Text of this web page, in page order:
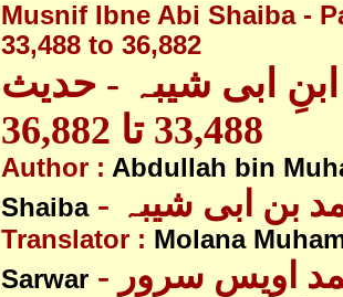
Musnif Ibne Abi Shaiba -
33,488 to 36,882
ابی شیبہ - حدیث
33,488 تا 36,882
Author : Abdullah bin
Shaiba
بن ابی شیبہ
Translator : Molana
Sarwar
اویس سرور